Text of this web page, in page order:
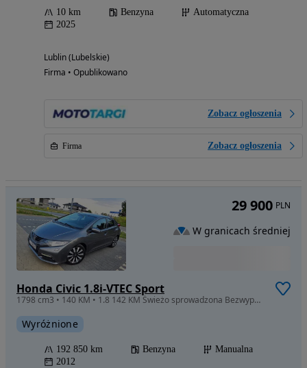
10 km Benzyna
Automatyczna
2025
Lublin (Lubelskie)
Firma • Opublikowano
Zobacz ogłoszenia
Firma Zobacz ogłoszenia
Honda Civic 1.8i-VTEC Sport
1798 cm3 • 140 KM • 1.8 142 KM Świeżo sprowadzona Bezwypadkowa Serwisowana w ASO
Wyróżnione
192 850 km Benzyna
Manualna
2012
29 900 PLN
W granicach średniej